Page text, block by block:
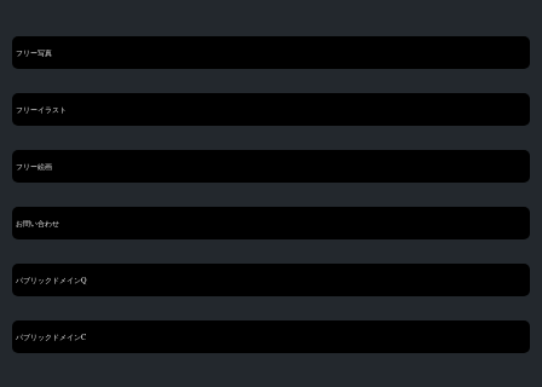
フリー写真
フリーイラスト
フリー絵画
お問い合わせ
パブリックドメインQ
パブリックドメインC